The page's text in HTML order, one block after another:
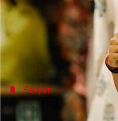
Apakah Anda
Daripada
Mari kita telusuri
Fesyen
Daur ulang